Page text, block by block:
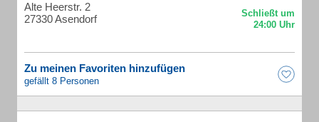
Alte Heerstr. 2
27330 Asendorf
Zu meinen Favoriten hinzufügen
gefällt 8 Personen